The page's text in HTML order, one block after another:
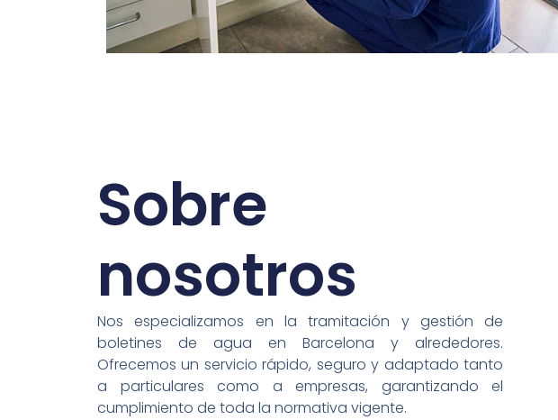
Sobre
nosotros
Nos especializamos en la tramitación y gestión de
boletines de agua enBarcelona y alrededores.
Ofrecemos un servicio rápido, seguro y adaptado tanto
a particulares como a empresas, garantizando el
cumplimiento de toda la normativa vigente.